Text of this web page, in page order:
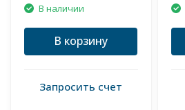
В наличии
В корзину
Запросить счет